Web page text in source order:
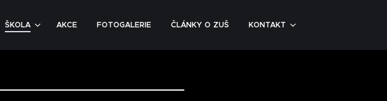
ŠKOLA AKCE FOTOGALERIE ČLÁNKY O ZUŠ KONTAKT